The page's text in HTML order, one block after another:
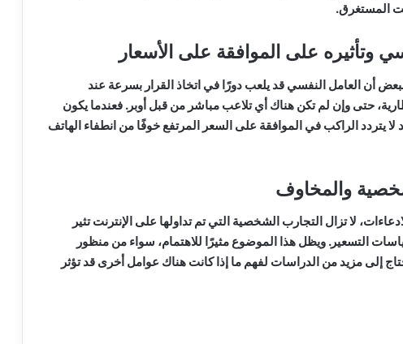
المستغرق.
وتأثيره على الموافقة على الأسعار
أن العامل النفسي قد يلعب دورًا في اتخاذ القرار بسرعة عند
حتى وإن لم تكن هناك أي تلاعب مباشر من قبل أوبر. فعندما يكون
يتردد الراكب في الموافقة على السعر المرتفع خوفًا من انطفاء الهاتف
والمخاوف
لا تزال التجارب الشخصية التي تم تداولها على الإنترنت تثير
التسعير. ويظل هذا الموضوع مثيرًا للاهتمام، سواء من منظور
إلى مزيد من الدراسات لفهم ما إذا كانت هناك عوامل أخرى قد تؤثر